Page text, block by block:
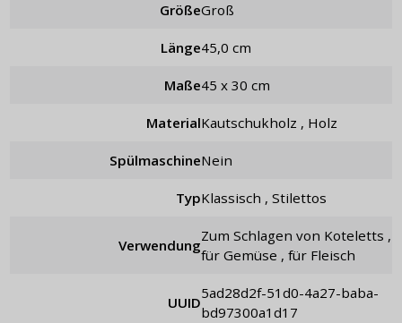
Größe groß
Länge 45,0 cm
Maße 45 x 30 cm
Material Kautschukholz , Holz
Spülmaschine Nein
Typ klassisch , Stilettos
Verwendung
zum Schlagen von Koteletts ,
für Gemüse , für Fleisch
UUID
5ad28d2f-51d0-4a27-baba-
bd97300a1d17